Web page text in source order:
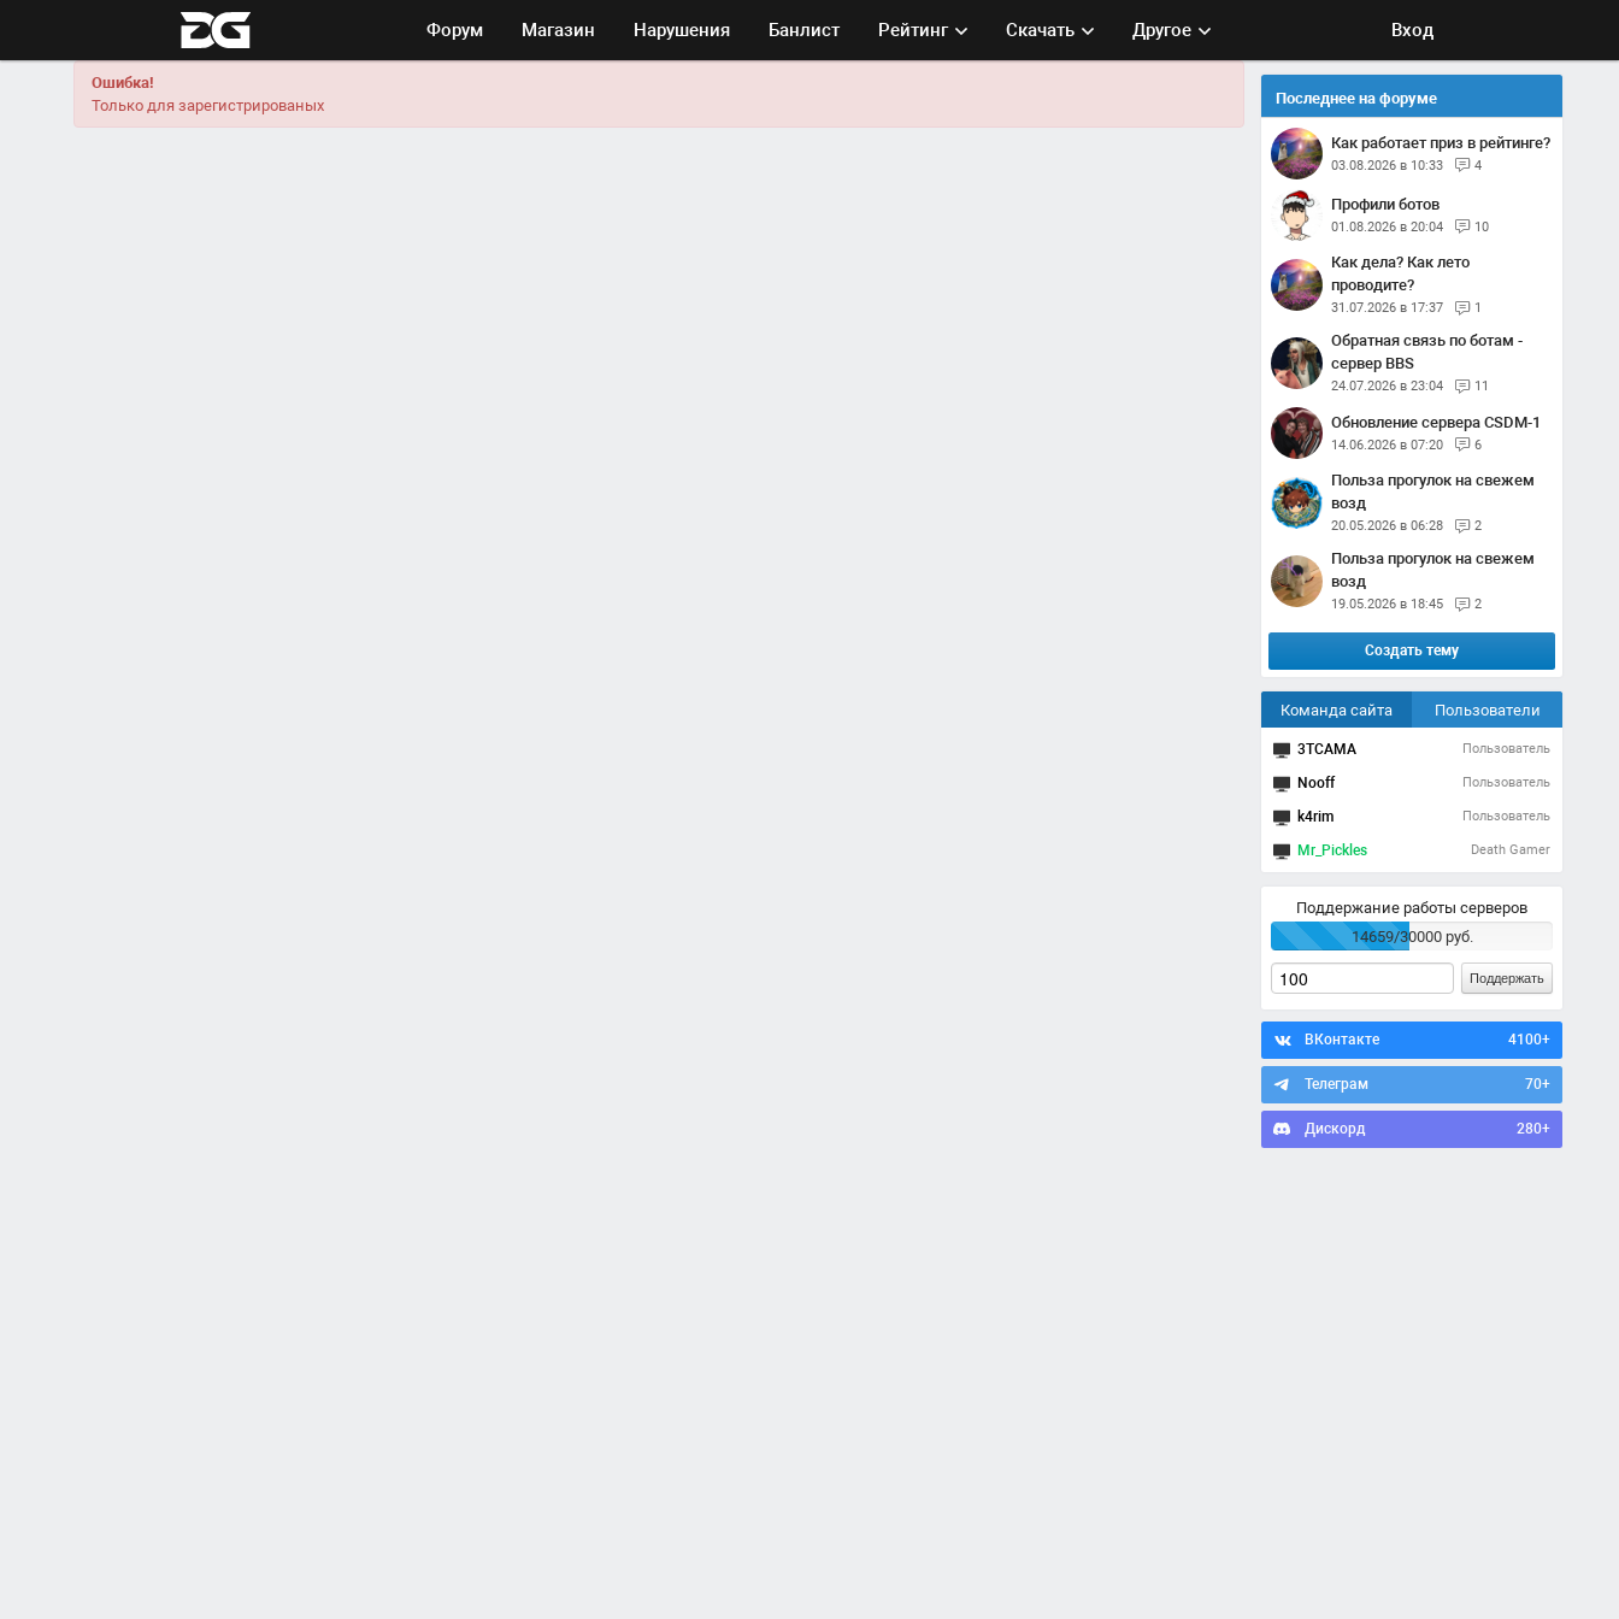
Форум Магазин Нарушения Банлист Рейтинг Скачать Другое Вход
Ошибка!
Только для зарегистрированых
Последнее на форуме
Как работает приз в рейтинге?
03.08.2026 в 10:33 4
Профили ботов
01.08.2026 в 20:04 10
Как дела? Как лето
проводите?
31.07.2026 в 17:37 1
Обратная связь по ботам -
сервер BBS
24.07.2026 в 23:04 11
Обновление сервера CSDM-1
14.06.2026 в 07:20 6
Польза прогулок на свежем
возд
20.05.2026 в 06:28 2
Польза прогулок на свежем
возд
19.05.2026 в 18:45 2
Создать тему
Команда сайта Пользователи
3TCAMA Пользователь
Nooff Пользователь
k4rim Пользователь
Mr_Pickles Death Gamer
Поддержание работы серверов
14659/30000 руб.
Поддержать
ВКонтакте 4100+
Телеграм 70+
Дискорд 280+